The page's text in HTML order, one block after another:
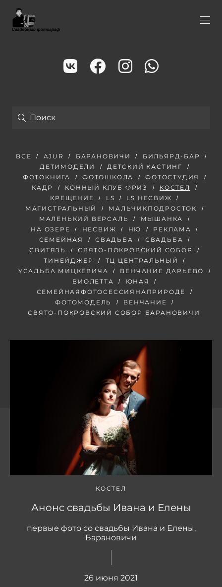
ВСЕ AJUR БАРАНОВИЧИ
БИЛЬЯРД-БАР
ДЕТИМОДЕЛИ
ДЕТСКИЙ КАСТИНГ
ФОТОКНИГА
ФОТОШКОЛА
ФОТОСТУДИЯ
КАДР
КОННЫЙ КЛУБ ФРИЗ
КОСТЕЛ
КРЕЩЕНИЕ
LS
LS НЕСВИЖ
МАГИСТРАЛЬНЫЙ
МАЛЬЧИКПОДРОСТОК
МАЛЕНЬКИЙ ВЕРСАЛЬ
МЫШАНКА
НА ОЗЕРЕ
НЕСВИЖ НЮ
РЕКЛАМА
СЕМЕЙНАЯ
СВАДЬБА
СВАДЬБА
СВИТЯЗЬ
СВЯТО-ПОКРОВСКИЙ СОБОР
ТИНЕЙДЖЕР
ТЦ ЦЕНТРАЛЬНЫЙ
УСАДЬБА МИЦКЕВИЧА
ВЕНЧАНИЕ ДАРЬЕВО
ВИОЛЕТТА
ЮНАЯ
СЕМЕЙНАЯФОТОСЕССИЯНАПРИРОДЕ
ФОТОМОДЕЛЬ
ВЕНЧАНИЕ
СВЯТО-ПОКРОВСКИЙ СОБОР БАРАНОВИЧИ
КОСТЕЛ
Анонс свадьбы Ивана и Елены
первые фото со свадьбы Ивана и Елены,
Барановичи
26 июня 2021